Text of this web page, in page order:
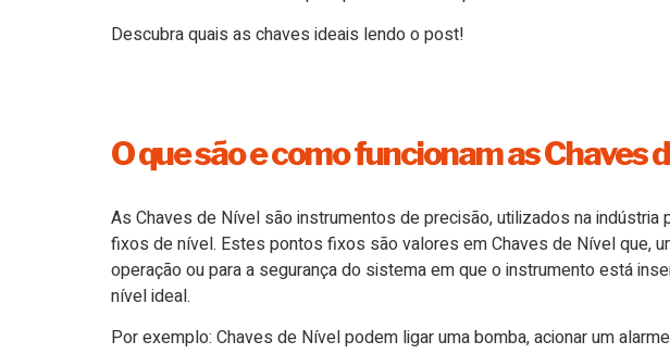
Descubra quais as chaves ideais lendo o post!
O que são e como funcionam as Chaves
As Chaves de Nível são instrumentos de precisão, utilizados na
fixos de nível. Estes pontos fixos são valores em Chaves de Nível que,
operação ou para a segurança do sistema em que o instrumento está
nível ideal.
Por exemplo: Chaves de Nível podem ligar uma bomba, acionar um